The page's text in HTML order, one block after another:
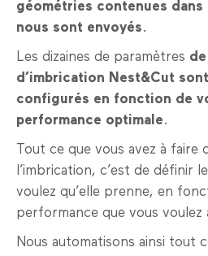
géométries contenues
nous sont envoyés.
Les dizaines de paramètres
d’imbrication Nest&Cut
configurés en fonction de
performance optimale.
Tout ce que vous avez à faire
l’imbrication, c’est de définir
voulez qu’elle prenne, en
performance que vous voulez
Nous automatisons ainsi tout